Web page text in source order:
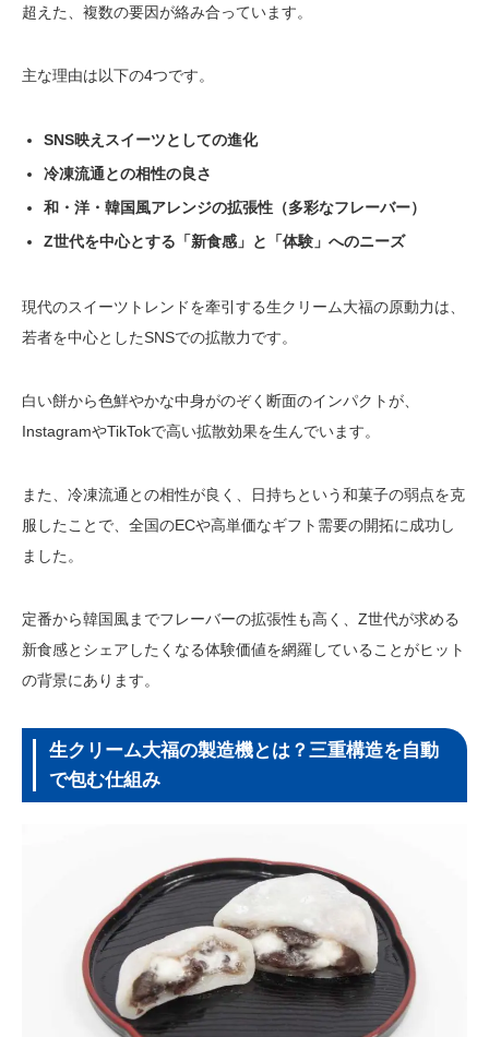
超えた、複数の要因が絡み合っています。
主な理由は以下の4つです。
SNS映えスイーツとしての進化
冷凍流通との相性の良さ
和・洋・韓国風アレンジの拡張性（多彩なフレーバー）
Z世代を中心とする「新食感」と「体験」へのニーズ
現代のスイーツトレンドを牽引する生クリーム大福の原動力は、
若者を中心としたSNSでの拡散力です。
白い餅から色鮮やかな中身がのぞく断面のインパクトが、
InstagramやTikTokで高い拡散効果を生んでいます。
また、冷凍流通との相性が良く、日持ちという和菓子の弱点を克
服したことで、全国のECや高単価なギフト需要の開拓に成功し
ました。
定番から韓国風までフレーバーの拡張性も高く、Z世代が求める
新食感とシェアしたくなる体験価値を網羅していることがヒット
の背景にあります。
生クリーム大福の製造機とは？三重構造を自動
で包む仕組み